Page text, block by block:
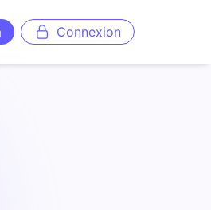
Connexion